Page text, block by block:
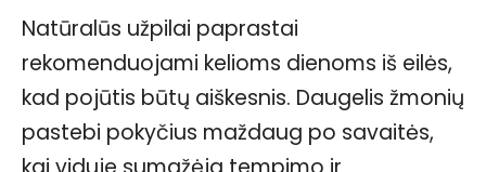
Natūralūs užpilai paprastai
rekomenduojami kelioms dienoms iš eilės,
kad pojūtis būtų aiškesnis. Daugelis žmonių
pastebi pokyčius maždaug po savaitės,